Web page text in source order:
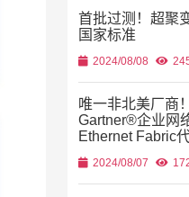
首批过测！超聚
国家标准
2024/08/08
唯一非北美厂商
Gartner®企业网
Ethernet Fabric
2024/08/07